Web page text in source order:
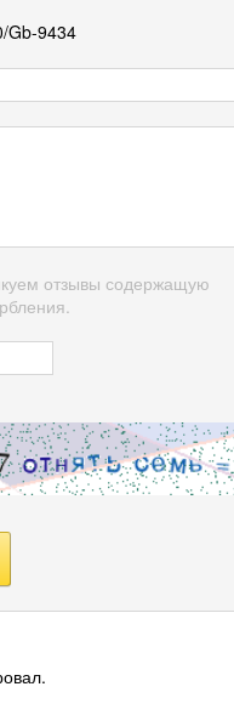
Gb-9434
отзывы содержащую